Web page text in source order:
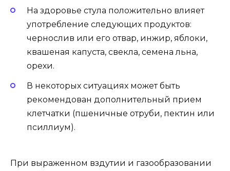
На здоровье стула положительно влияет
употребление следующих продуктов:
чернослив или его отвар, инжир, яблоки,
квашеная капуста, свекла, семена льна,
орехи.
В некоторых ситуациях может быть
рекомендован дополнительный прием
клетчатки (пшеничные отруби, пектин или
псиллиум).
При выраженном вздутии и газообразовании